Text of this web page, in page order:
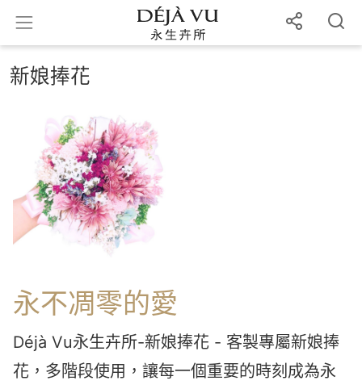
新娘捧花
永不凋零的愛
Déjà Vu永生卉所-新娘捧花 - 客製專屬新娘捧
花，多階段使用，讓每一個重要的時刻成為永